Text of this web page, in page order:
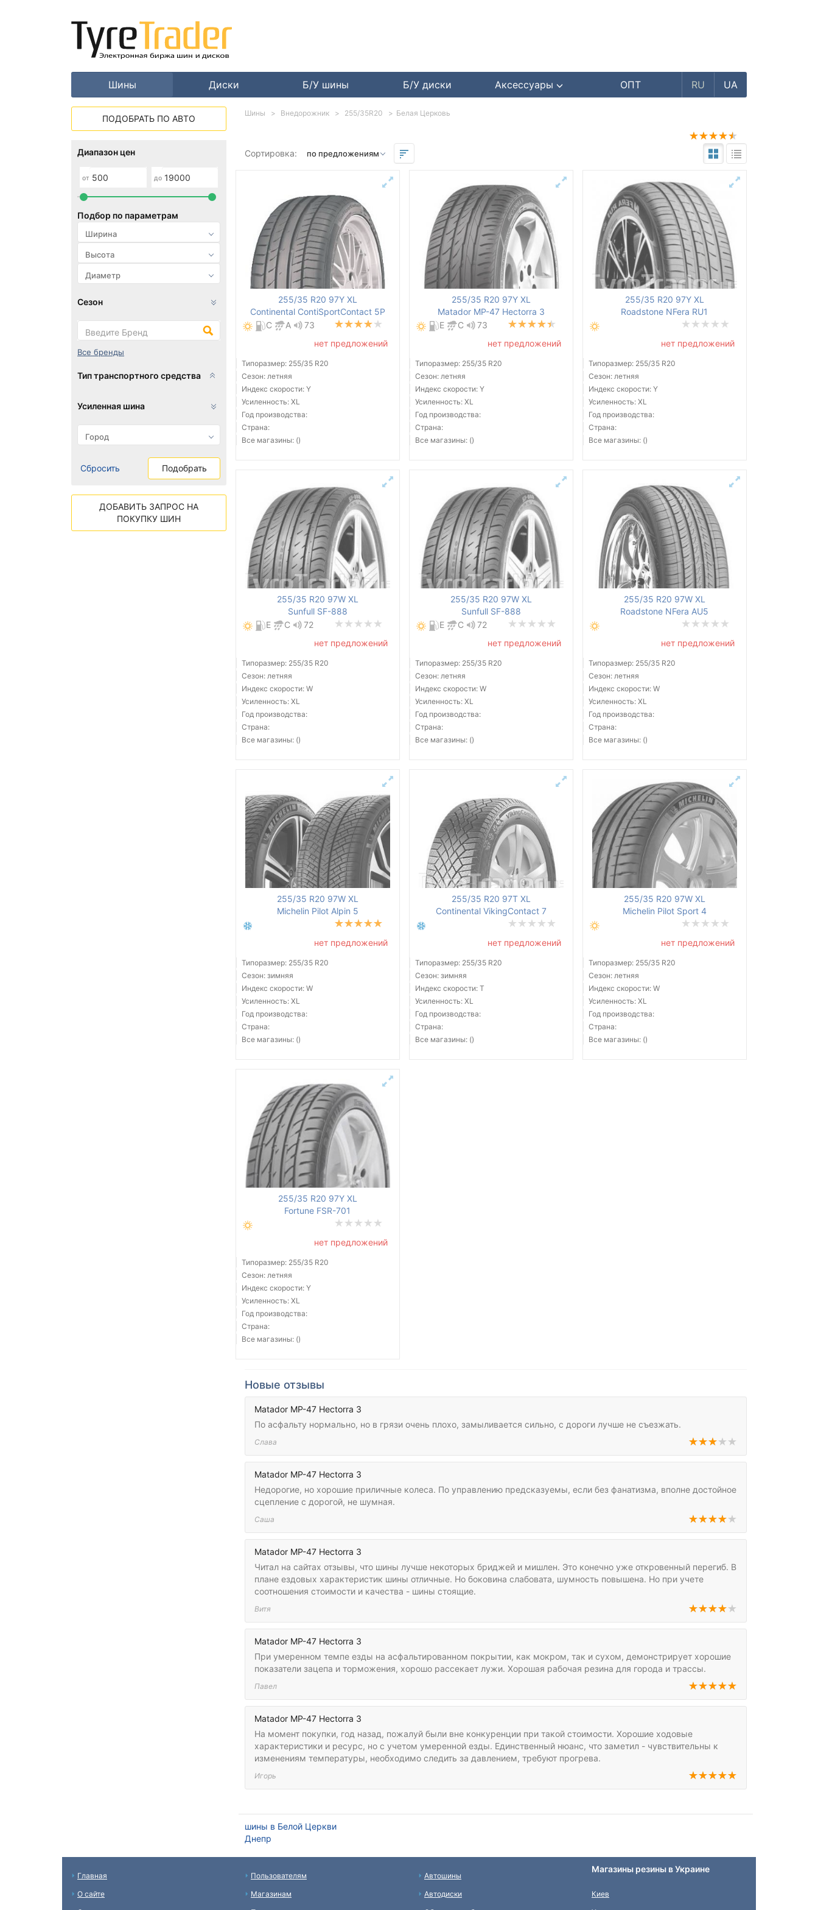
Шины Диски Б/У шины Б/У диски Аксессуары ОПТ RU UA
Сортировка:
255/35 R20 97Y XL
Continental ContiSportContact 5P
C
A
73
нет предложений
Типоразмер: 255/35 R20
Сезон: летняя
Индекс скорости: Y
Усиленность: XL
Год производства:
Страна:
Все магазины: ()
255/35 R20 97Y XL
Matador MP-47 Hectorra 3
E
C
73
нет предложений
Типоразмер: 255/35 R20
Сезон: летняя
Индекс скорости: Y
Усиленность: XL
Год производства:
Страна:
Все магазины: ()
255/35 R20 97Y XL
Roadstone NFera RU1
нет предложений
Типоразмер: 255/35 R20
Сезон: летняя
Индекс скорости: Y
Усиленность: XL
Год производства:
Страна:
Все магазины: ()
255/35 R20 97W XL
Sunfull SF-888
E
C
72
нет предложений
Типоразмер: 255/35 R20
Сезон: летняя
Индекс скорости: W
Усиленность: XL
Год производства:
Страна:
Все магазины: ()
255/35 R20 97W XL
Sunfull SF-888
E
C
72
нет предложений
Типоразмер: 255/35 R20
Сезон: летняя
Индекс скорости: W
Усиленность: XL
Год производства:
Страна:
Все магазины: ()
255/35 R20 97W XL
Roadstone NFera AU5
нет предложений
Типоразмер: 255/35 R20
Сезон: летняя
Индекс скорости: W
Усиленность: XL
Год производства:
Страна:
Все магазины: ()
255/35 R20 97W XL
Michelin Pilot Alpin 5
нет предложений
Типоразмер: 255/35 R20
Сезон: зимняя
Индекс скорости: W
Усиленность: XL
Год производства:
Страна:
Все магазины: ()
255/35 R20 97T XL
Continental VikingContact 7
нет предложений
Типоразмер: 255/35 R20
Сезон: зимняя
Индекс скорости: T
Усиленность: XL
Год производства:
Страна:
Все магазины: ()
255/35 R20 97W XL
Michelin Pilot Sport 4
нет предложений
Типоразмер: 255/35 R20
Сезон: летняя
Индекс скорости: W
Усиленность: XL
Год производства:
Страна:
Все магазины: ()
255/35 R20 97Y XL
Fortune FSR-701
нет предложений
Типоразмер: 255/35 R20
Сезон: летняя
Индекс скорости: Y
Усиленность: XL
Год производства:
Страна:
Все магазины: ()
Новые отзывы
Matador MP-47 Hectorra 3
По асфальту нормально, но в грязи очень плохо, замыливается сильно, с дороги лучше не съезжать.
Слава
Matador MP-47 Hectorra 3
Недорогие, но хорошие приличные колеса. По управлению предсказуемы, если без фанатизма, вполне достойное
сцепление с дорогой, не шумная.
Саша
Matador MP-47 Hectorra 3
Читал на сайтах отзывы, что шины лучше некоторых бриджей и мишлен. Это конечно уже откровенный перегиб. В
плане ездовых характеристик шины отличные. Но боковина слабовата, шумность повышена. Но при учете
соотношения стоимости и качества - шины стоящие.
Витя
Matador MP-47 Hectorra 3
При умеренном темпе езды на асфальтированном покрытии, как мокром, так и сухом, демонстрирует хорошие
показатели зацепа и торможения, хорошо рассекает лужи. Хорошая рабочая резина для города и трассы.
Павел
Matador MP-47 Hectorra 3
На момент покупки, год назад, пожалуй были вне конкуренции при такой стоимости. Хорошие ходовые
характеристики и ресурс, но с учетом умеренной езды. Единственный нюанс, что заметил - чувствительны к
изменениям температуры, необходимо следить за давлением, требуют прогрева.
Игорь
шины в Белой Церкви
Днепр
Шины Внедорожник 255/35R20 Белая Церковь
ПОДОБРАТЬ ПО АВТО
Диапазон цен
от до
Подбор по параметрам
Сезон
Все бренды
Тип транспортного средства
Усиленная шина
Сбросить Подобрать
ДОБАВИТЬ ЗАПРОС НА
ПОКУПКУ ШИН
Главная
О сайте
Пользователям
Магазинам
Автошины
Автодиски
Магазины резины в Украине
Киев